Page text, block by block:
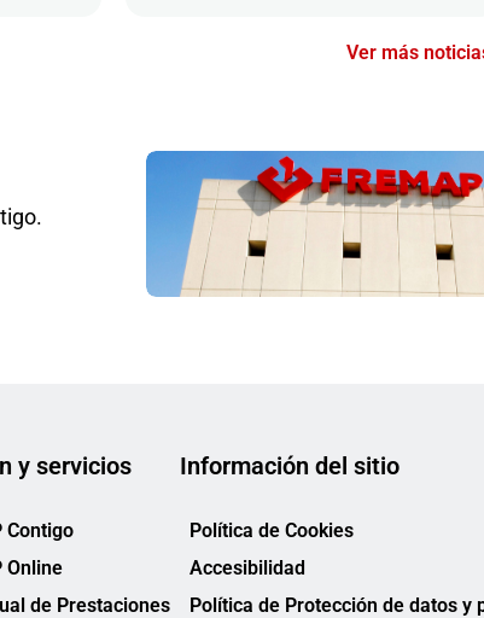
Ver más
y servicios
Contigo
Online
de Prestaciones
Información del sitio
Política de Cookies
Accesibilidad
Política de Protección de datos y